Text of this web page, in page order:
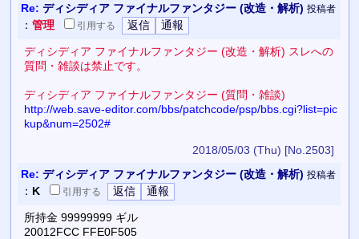
Re: ディシディア ファイナルファンタジー (改造・解析) 投稿者
： 管理 引用する
ディシディア ファイナルファンタジー (改造・解析) スレへの
質問・雑談は禁止です。
ディシディア ファイナルファンタジー (質問・雑談)
http://web.save-editor.com/bbs/patchcode/psp/bbs.cgi?list=pic
kup&num=2502#
2018/05/03 (Thu) [No.2503]
Re: ディシディア ファイナルファンタジー (改造・解析) 投稿者
： K 引用する
所持金 99999999 ギル
20012FCC FFE0F505